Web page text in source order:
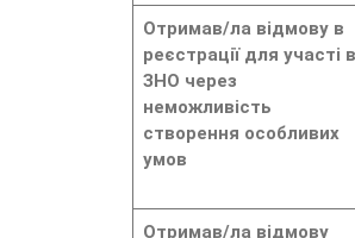
Отримав/ла відмову в
реєстрації для участі в
ЗНО через
неможливість
створення особливих
умов
Отримав/ла відмову